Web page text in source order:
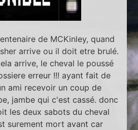
de MCKinley, quand
arrive ou il doit etre brulé.
arrive, le cheval le poussé
erreur !!! ayant fait de
ami recevoir un coup de
jambe qui c'est cassé. donc
les deux sabots du cheval
surement mort avant car